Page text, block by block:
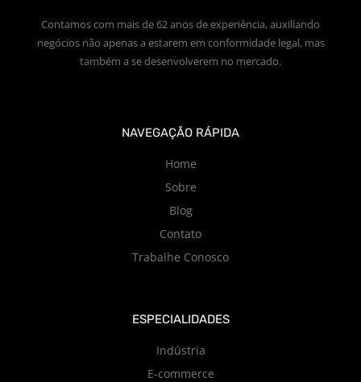
Contamos com mais de 62 anos de experiência, auxiliando
negócios não apenas a estarem em conformidade legal, mas
também a se desenvolverem no mercado.
NAVEGAÇÃO RÁPIDA
Home
Sobre
Blog
Contato
Trabalhe Conosco
ESPECIALIDADES
Indústria
E-commerce